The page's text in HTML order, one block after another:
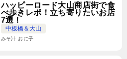
ハッピーロード大山商店街で食
べ歩きレポ！立ち寄りたいお店
7選！
中板橋＆大山
みそ汁 おに子